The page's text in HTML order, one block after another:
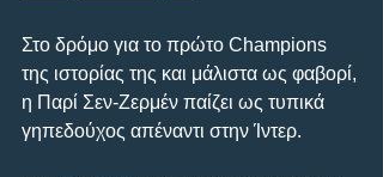
Στο δρόμο για το πρώτο Champions
της ιστορίας της και μάλιστα ως φαβορί,
η Παρί Σεν-Ζερμέν παίζει ως τυπικά
γηπεδούχος απέναντι στην Ίντερ.